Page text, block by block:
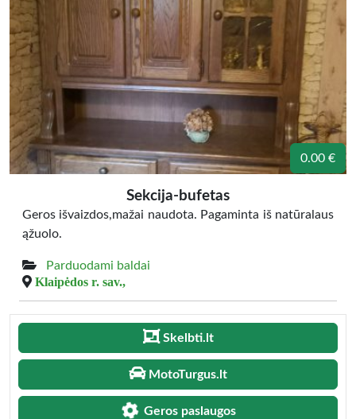
0.00 €
Sekcija-bufetas
Geros išvaizdos,mažai naudota. Pagaminta iš natūralaus
ąžuolo.
Parduodami baldai
Klaipėdos r. sav.,
Skelbti.lt
MotoTurgus.lt
Geros paslaugos